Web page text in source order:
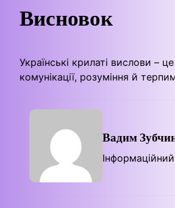
Висновок
Українські крилаті вислови –
комунікації, розуміння й
Вадим